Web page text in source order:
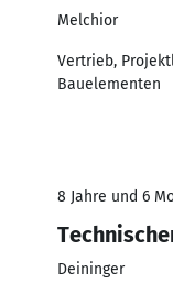
Melchior
Vertrieb,
Bauelementen
8 Jahre und 6
Deininger